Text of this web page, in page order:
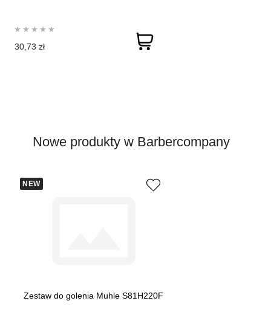
30,73 zł
Nowe produkty w Barbercompany
NEW
Zestaw do golenia Muhle S81H220F